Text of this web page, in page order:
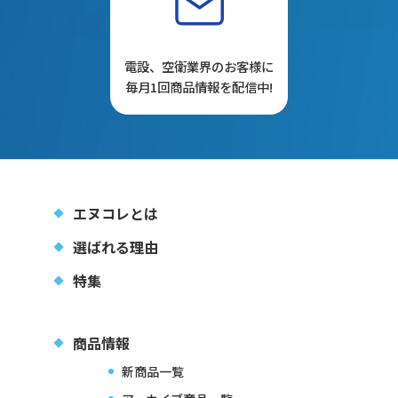
電設、空衛業界のお客様に
毎月1回商品情報を配信中!
エヌコレとは
選ばれる理由
特集
商品情報
新商品一覧